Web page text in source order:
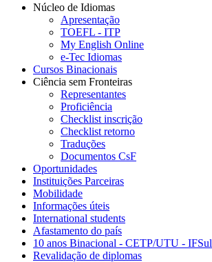
Núcleo de Idiomas
Apresentação
TOEFL - ITP
My English Online
e-Tec Idiomas
Cursos Binacionais
Ciência sem Fronteiras
Representantes
Proficiência
Checklist inscrição
Checklist retorno
Traduções
Documentos CsF
Oportunidades
Instituições Parceiras
Mobilidade
Informações úteis
International students
Afastamento do país
10 anos Binacional - CETP/UTU - IFSul
Revalidação de diplomas